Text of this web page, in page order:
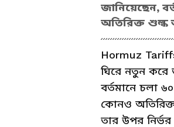
জানিয়েছেন,
অতিরিক্ত শুল্ক
Hormuz
ঘিরে নতুন করে
বর্তমানে চলা
কোনও অতিরিক্ত
তার উপর নির্ভর